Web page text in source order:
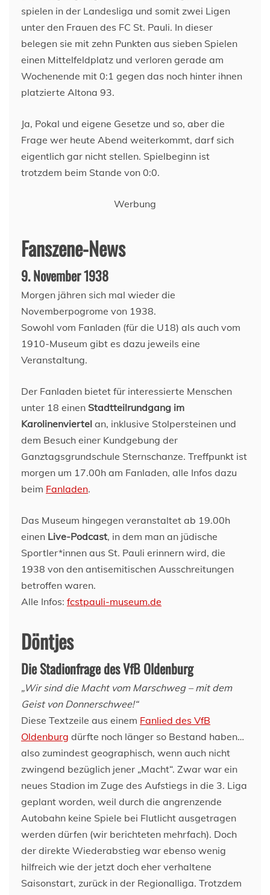
spielen in der Landesliga und somit zwei Ligen
unter den Frauen des FC St. Pauli. In dieser
belegen sie mit zehn Punkten aus sieben Spielen
einen Mittelfeldplatz und verloren gerade am
Wochenende mit 0:1 gegen das noch hinter ihnen
platzierte Altona 93.
Ja, Pokal und eigene Gesetze und so, aber die
Frage wer heute Abend weiterkommt, darf sich
eigentlich gar nicht stellen. Spielbeginn ist
trotzdem beim Stande von 0:0.
Werbung
Fanszene-News
9. November 1938
Morgen jähren sich mal wieder die
Novemberpogrome von 1938.
Sowohl vom Fanladen (für die U18) als auch vom
1910-Museum gibt es dazu jeweils eine
Veranstaltung.
Der Fanladen bietet für interessierte Menschen
unter 18 einen Stadtteilrundgang im
Karolinenviertel an, inklusive Stolpersteinen und
dem Besuch einer Kundgebung der
Ganztagsgrundschule Sternschanze. Treffpunkt ist
morgen um 17.00h am Fanladen, alle Infos dazu
beim Fanladen.
Das Museum hingegen veranstaltet ab 19.00h
einen Live-Podcast, in dem man an jüdische
Sportler*innen aus St. Pauli erinnern wird, die
1938 von den antisemitischen Ausschreitungen
betroffen waren.
Alle Infos: fcstpauli-museum.de
Döntjes
Die Stadionfrage des VfB Oldenburg
„Wir sind die Macht vom Marschweg – mit dem
Geist von Donnerschwee!“
Diese Textzeile aus einem Fanlied des VfB
Oldenburg dürfte noch länger so Bestand haben…
also zumindest geographisch, wenn auch nicht
zwingend bezüglich jener „Macht“. Zwar war ein
neues Stadion im Zuge des Aufstiegs in die 3. Liga
geplant worden, weil durch die angrenzende
Autobahn keine Spiele bei Flutlicht ausgetragen
werden dürfen (wir berichteten mehrfach). Doch
der direkte Wiederabstieg war ebenso wenig
hilfreich wie der jetzt doch eher verhaltene
Saisonstart, zurück in der Regionalliga. Trotzdem